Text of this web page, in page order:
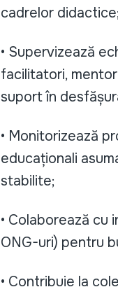
cadrelor
• Supervizează
facilitatori,
suport în
• Monitorizează
educaționali
stabilite;
• Colaborează
ONG-uri) pentru
• Contribuie la